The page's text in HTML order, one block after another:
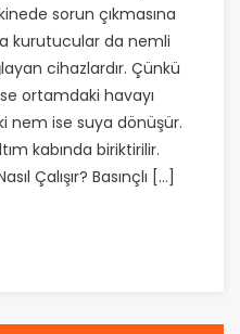
sorun çıkmasına
kurutucular da nemli
cihazlardır. Çünkü
ortamdaki havayı
nem ise suya dönüşür.
kabında biriktirilir.
Çalışır? Basınçlı […]